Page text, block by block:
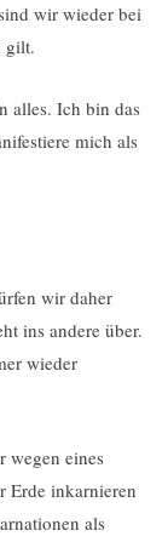
wir wieder bei
gilt.
alles. Ich bin das
mich als
wir daher
ins andere über.
wieder
wegen eines
Erde inkarnieren
als